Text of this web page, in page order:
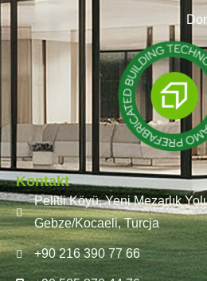
Kontakt
Pelitli Köyü, Yeni Mezarlık
Gebze/Kocaeli, Turcja
+90 216 390 77 66